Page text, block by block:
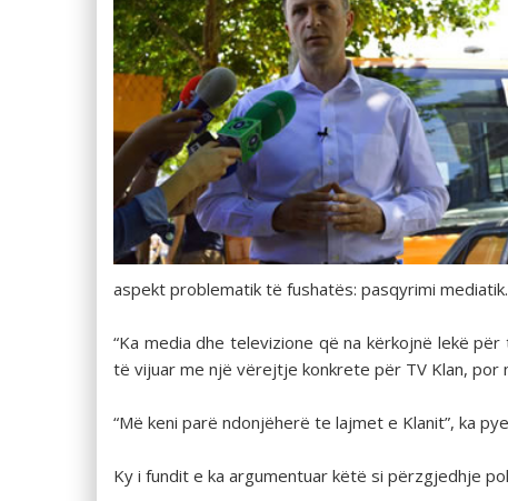
aspekt problematik të fushatës: pasqyrimi mediatik.
“Ka media dhe televizione që na kërkojnë lekë
të vijuar me një vërejtje konkrete për TV Klan,
“Më keni parë ndonjëherë te lajmet e Klanit”, ka
Ky i fundit e ka argumentuar këtë si përzgjedhje